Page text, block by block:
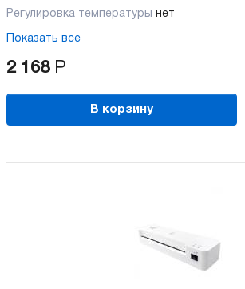
Регулировка температуры нет
Показать все
2 168 Р
В корзину